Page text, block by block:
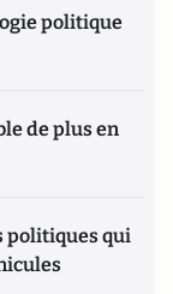
politique
de plus en
politiques qui